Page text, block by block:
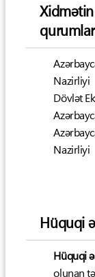
Nazirliyi
Dövlət
Nazirliyi
Hüquqi
Hüquqi
olunan